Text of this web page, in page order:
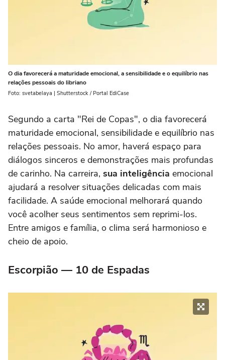
O dia favorecerá a maturidade emocional, a sensibilidade e o equilíbrio nas
relações pessoais do libriano
Foto: svetabelaya | Shutterstock / Portal EdiCase
Segundo a carta "Rei de Copas", o dia favorecerá
maturidade emocional, sensibilidade e equilíbrio nas
relações pessoais. No amor, haverá espaço para
diálogos sinceros e demonstrações mais profundas
de carinho. Na carreira, sua inteligência emocional
ajudará a resolver situações delicadas com mais
facilidade. A saúde emocional melhorará quando
você acolher seus sentimentos sem reprimi-los.
Entre amigos e família, o clima será harmonioso e
cheio de apoio.
Escorpião — 10 de Espadas